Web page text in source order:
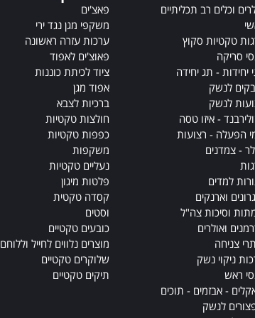
v
וכלים רב תכליתיים
טקטיות סקוץ
סריקה
יחידות - תג יחידה
לנשק
לנשק
- איזו טסה
הפעלה - רצועות
- צמדנים
למדים
וארנקים
וסיכות צה"ל
ואולרים
צניחה
ניקוי נשק
ראש
- אבזמים - תוכים
לנשק
פאצ'ים
משקפי מגן נגד ירי
ערכות עזרה ראשונה
פאוצ'ים לאפוד
ציוד לכיתת כוננות
אפוד מגן
ברכיות לצבא
חולצות טקטיות
כפפות טקטיות
משקפות
נעליים טקטיות
פלטות מיגון
קסדה טקטית
וסטים
כובעים טקטיים
מוצרים נלווים לחייל וללוחם
שלוקרים טקטיים
תיקים טקטיים